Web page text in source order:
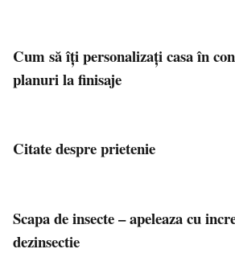
Cum să îți personalizați casa în
planuri la finisaje
Citate despre prietenie
Scapa de insecte – apeleaza cu
dezinsectie